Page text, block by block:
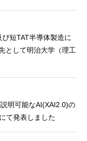
短TAT半導体製造に
として明治大学（理工
明可能なAI(XAI2.0)の
て発表しました